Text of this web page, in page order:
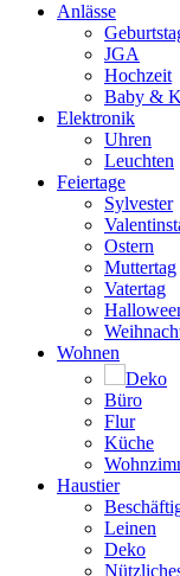
Anlässe
JGA
Hochzeit
Baby &
Elektronik
Uhren
Leuchten
Feiertage
Sylvester
Ostern
Muttertag
Vatertag
Wohnen
Deko
Büro
Flur
Küche
Haustier
Leinen
Deko